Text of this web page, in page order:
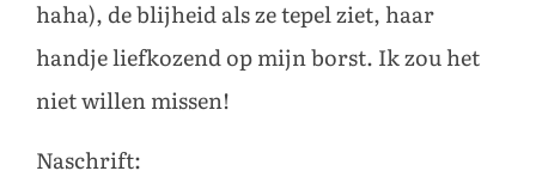
haha), de blijheid als ze tepel ziet, haar
handje liefkozend op mijn borst. Ik zou het
niet willen missen!
Naschrift: